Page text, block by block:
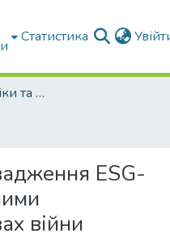
Статистика
Факультет Економіки та бізнесу
ESG-
війни